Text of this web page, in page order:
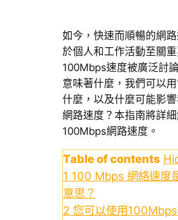
如今，快速而順暢的網
於個人和工作活動至關重
100Mbps速度被廣泛討
意味著什麼，我們可以
什麼，以及什麼可能影
網路速度？本指南將詳
100Mbps網路速度。
Table of contents
1 100 Mbps 網絡速度
意思？
2 您可以使用